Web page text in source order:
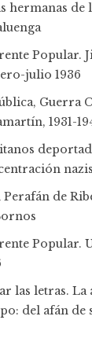
hermanas de
Popular.
julio 1936
Guerra
1931-
nazis
Perafán de
Popular.
las letras.
del afán de